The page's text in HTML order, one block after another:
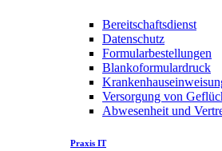
Bereitschaftsdienst
Datenschutz
Formularbestellungen
Blankoformulardruck
Versorgung von
Abwesenheit und
Praxis IT